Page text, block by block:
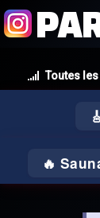
Toutes
🔥